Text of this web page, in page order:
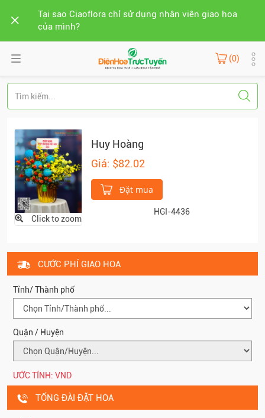
Tại sao Ciaoflora chỉ sử dụng nhân viên giao hoa
của mình?
(0)
Click to zoom
Huy Hoàng
Giá: $82.02
Đặt mua
HGI-4436
CƯỚC PHÍ GIAO HOA
Tỉnh/ Thành phố
Quận / Huyện
ƯỚC TÍNH: VND
TỔNG ĐÀI ĐẶT HOA